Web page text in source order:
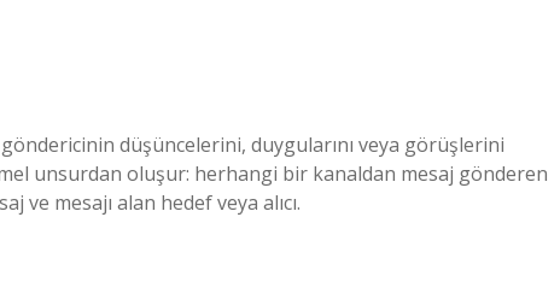
düşüncelerini, duygularını veya görüşlerini
unsurdan oluşur: herhangi bir kanaldan mesaj gönderen
ve mesajı alan hedef veya alıcı.